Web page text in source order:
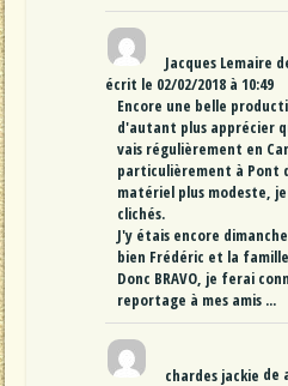
Jacques Lemaire
écrit le 02/02/2018 à 10:49
Encore une belle
d'autant plus apprécier
vais régulièrement en
particulièrement à Pont
matériel plus modeste,
clichés.
J'y étais encore
bien Frédéric et la
Donc BRAVO, je ferai
reportage à mes amis ...
chardes jackie de